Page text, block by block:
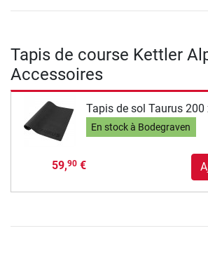
Tapis de course Kettler
Accessoires
Tapis de sol Taurus 200
En stock à Bodegraven
59,90€